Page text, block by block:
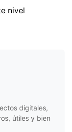
nivel
digitales,
útiles y bien